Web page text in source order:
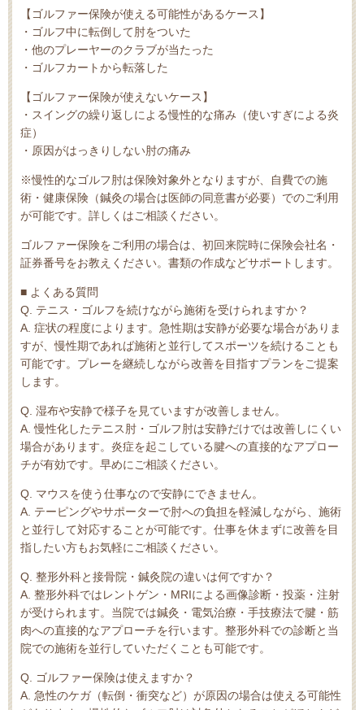
【ゴルファー保険が使える可能性があるケース】
・ゴルフ中に転倒して肘をついた
・他のプレーヤーのクラブが当たった
・ゴルフカートから転落した
【ゴルファー保険が使えないケース】
・スイングの繰り返しによる慢性的な痛み（使いすぎによる炎
症）
・原因がはっきりしない肘の痛み
※慢性的なゴルフ肘は保険対象外となりますが、自費での施
術・健康保険（鍼灸の場合は医師の同意書が必要）でのご利用
が可能です。詳しくはご相談ください。
ゴルファー保険をご利用の場合は、初回来院時に保険会社名・
証券番号をお教えください。書類の作成などサポートします。
■ よくある質問
Q. テニス・ゴルフを続けながら施術を受けられますか？
A. 症状の程度によります。急性期は安静が必要な場合がありま
すが、慢性期であれば施術と並行してスポーツを続けることも
可能です。プレーを継続しながら改善を目指すプランをご提案
します。
Q. 湿布や安静で様子を見ていますが改善しません。
A. 慢性化したテニス肘・ゴルフ肘は安静だけでは改善しにくい
場合があります。炎症を起こしている腱への直接的なアプロー
チが有効です。早めにご相談ください。
Q. マウスを使う仕事なので安静にできません。
A. テーピングやサポーターで肘への負担を軽減しながら、施術
と並行して対応することが可能です。仕事を休まずに改善を目
指したい方もお気軽にご相談ください。
Q. 整形外科と接骨院・鍼灸院の違いは何ですか？
A. 整形外科ではレントゲン・MRIによる画像診断・投薬・注射
が受けられます。当院では鍼灸・電気治療・手技療法で腱・筋
肉への直接的なアプローチを行います。整形外科での診断と当
院での施術を並行していただくことも可能です。
Q. ゴルファー保険は使えますか？
A. 急性のケガ（転倒・衝突など）が原因の場合は使える可能性